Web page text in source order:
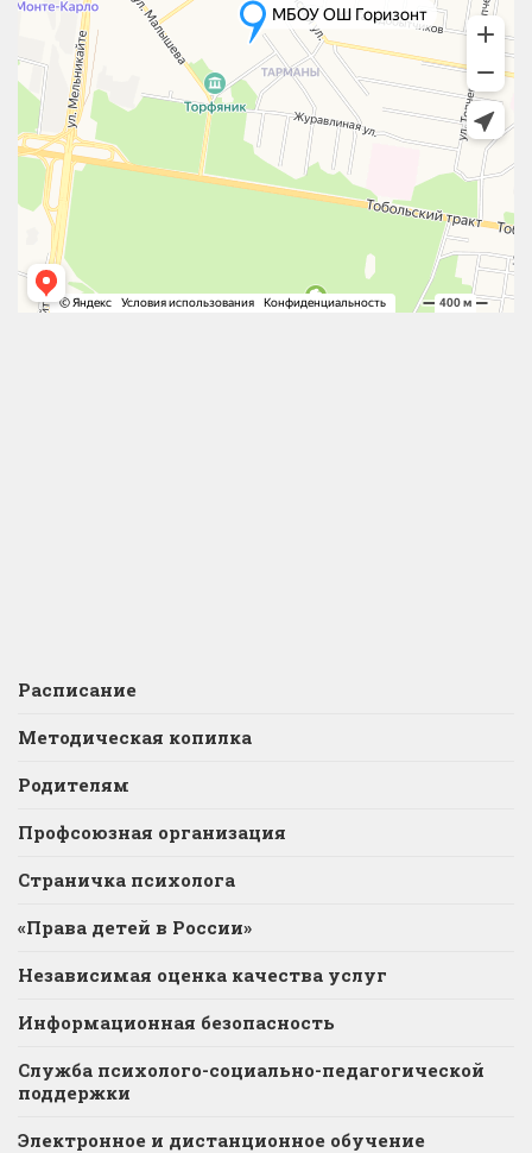
Расписание
Методическая копилка
Родителям
Профсоюзная организация
Страничка психолога
«Права детей в России»
Независимая оценка качества услуг
Информационная безопасность
Служба психолого-социально-педагогической
поддержки
Электронное и дистанционное обучение